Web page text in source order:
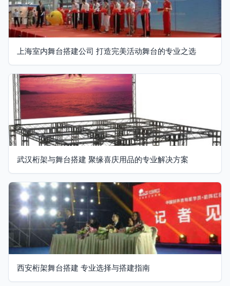
上海室内舞台搭建公司 打造完美活动舞台的专业之选
武汉桁架与舞台搭建 聚缘喜庆用品的专业解决方案
西安桁架舞台搭建 专业选择与搭建指南